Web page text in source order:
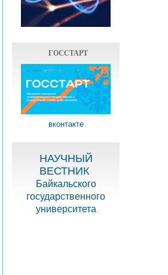
ГОССТАРТ
вконтакте
НАУЧНЫЙ
ВЕСТНИК
Байкальского
государственного
университета